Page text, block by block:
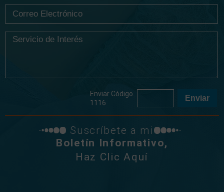
Enviar Código
1116
Suscríbete a mi
Boletín Informativo,
Haz Clic Aquí